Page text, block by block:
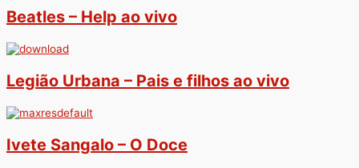
Beatles – Help ao vivo
Legião Urbana – Pais e filhos ao vivo
Ivete Sangalo – O Doce